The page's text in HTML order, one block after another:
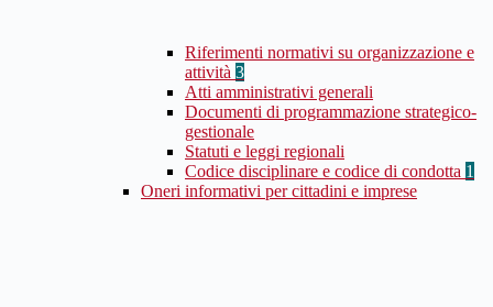
Riferimenti normativi su organizzazione e
attività 3
Atti amministrativi generali
Documenti di programmazione strategico-
gestionale
Statuti e leggi regionali
Codice disciplinare e codice di condotta 1
Oneri informativi per cittadini e imprese